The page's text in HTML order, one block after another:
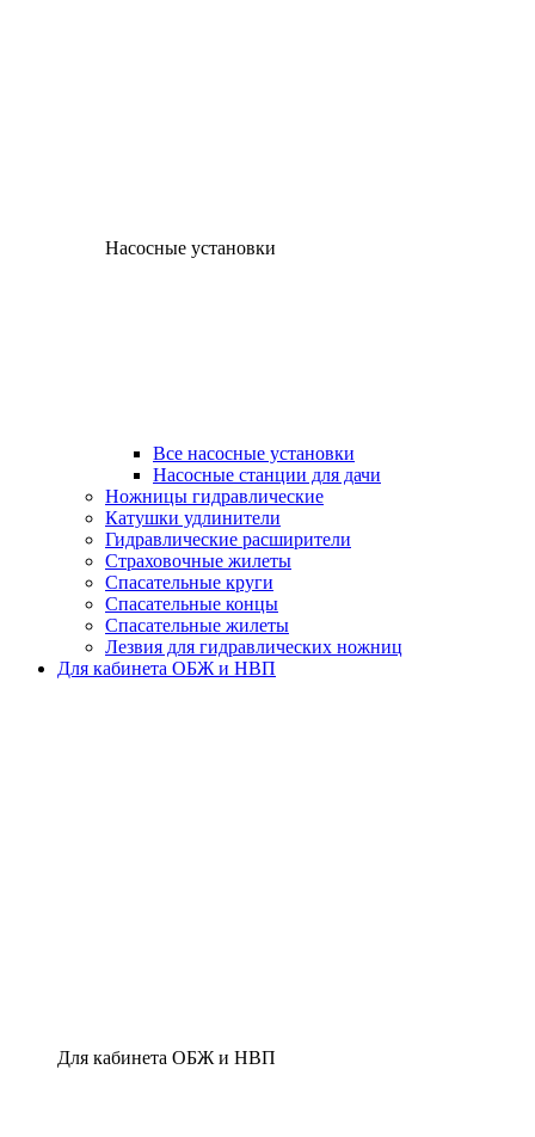
Насосные установки
Все насосные установки
Насосные станции для дачи
Ножницы гидравлические
Катушки удлинители
Гидравлические расширители
Страховочные жилеты
Спасательные круги
Спасательные концы
Спасательные жилеты
Лезвия для гидравлических ножниц
Для кабинета ОБЖ и НВП
Для кабинета ОБЖ и НВП